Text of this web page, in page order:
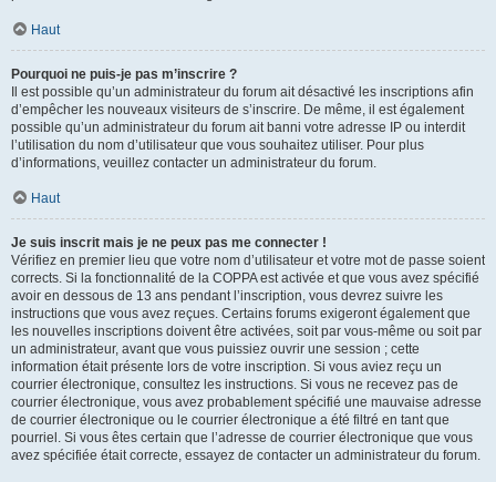
Haut
Pourquoi ne puis-je pas m’inscrire ?
Il est possible qu’un administrateur du forum ait désactivé les inscriptions afin
d’empêcher les nouveaux visiteurs de s’inscrire. De même, il est également
possible qu’un administrateur du forum ait banni votre adresse IP ou interdit
l’utilisation du nom d’utilisateur que vous souhaitez utiliser. Pour plus
d’informations, veuillez contacter un administrateur du forum.
Haut
Je suis inscrit mais je ne peux pas me connecter !
Vérifiez en premier lieu que votre nom d’utilisateur et votre mot de passe soient
corrects. Si la fonctionnalité de la COPPA est activée et que vous avez spécifié
avoir en dessous de 13 ans pendant l’inscription, vous devrez suivre les
instructions que vous avez reçues. Certains forums exigeront également que
les nouvelles inscriptions doivent être activées, soit par vous-même ou soit par
un administrateur, avant que vous puissiez ouvrir une session ; cette
information était présente lors de votre inscription. Si vous aviez reçu un
courrier électronique, consultez les instructions. Si vous ne recevez pas de
courrier électronique, vous avez probablement spécifié une mauvaise adresse
de courrier électronique ou le courrier électronique a été filtré en tant que
pourriel. Si vous êtes certain que l’adresse de courrier électronique que vous
avez spécifiée était correcte, essayez de contacter un administrateur du forum.